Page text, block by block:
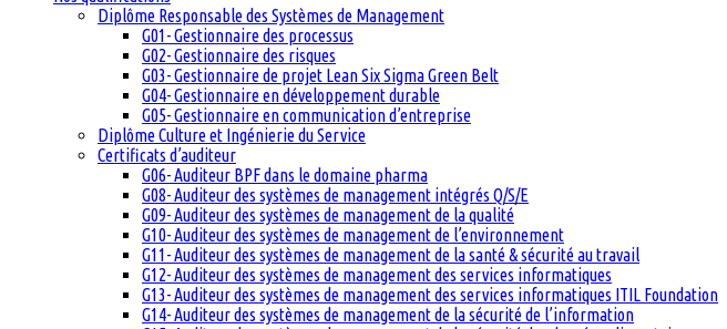
Diplôme Responsable des Systèmes de Management
G01- Gestionnaire des processus
G02- Gestionnaire des risques
G03- Gestionnaire de projet Lean Six Sigma Green Belt
G04- Gestionnaire en développement durable
G05- Gestionnaire en communication d’entreprise
Diplôme Culture et Ingénierie du Service
Certificats d’auditeur
G06- Auditeur BPF dans le domaine pharma
G08- Auditeur des systèmes de management intégrés Q/S/E
G09- Auditeur des systèmes de management de la qualité
G10- Auditeur des systèmes de management de l’environnement
G11- Auditeur des systèmes de management de la santé & sécurité au travail
G12- Auditeur des systèmes de management des services informatiques
G13- Auditeur des systèmes de management des services informatiques ITIL Foundation
G14- Auditeur des systèmes de management de la sécurité de l’information